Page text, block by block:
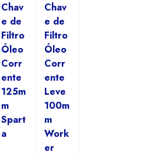
Chav
e de
Filtro
Óleo
Corr
ente
125m
m
Spart
a
Chav
e de
Filtro
Óleo
Corr
ente
Leve
100m
m
Work
er